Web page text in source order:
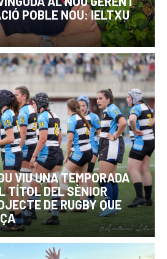
POBLE NOU: IELTXU
VIU UNA TEMPORADA
TÍTOL DEL SÈNIOR
DE RUGBY QUE